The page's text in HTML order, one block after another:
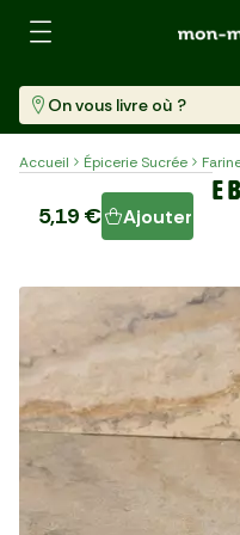
On vous livre où ?
Accueil Épicerie Sucrée
La Gousse de
5,19 € Ajouter